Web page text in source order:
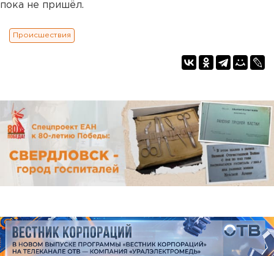
пока не пришёл.
Происшествия